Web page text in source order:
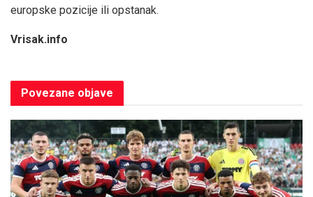
europske pozicije ili opstanak.
Vrisak.info
Povezane objave